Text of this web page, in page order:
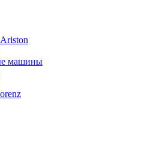
машины